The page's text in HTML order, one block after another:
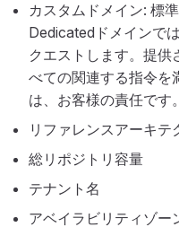
カスタムドメイン: 標
Dedicatedドメインで
クエストします。提供
べての関連する指令を
は、お客様の責任です。
リファレンスアーキテ
総リポジトリ容量
テナント名
アベイラビリティゾー